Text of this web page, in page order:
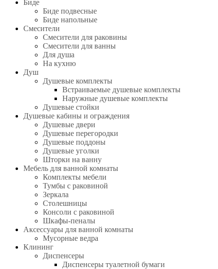
Биде
Биде подвесные
Биде напольные
Смесители
Смесители для раковины
Смесители для ванны
Для душа
На кухню
Душ
Душевые комплекты
Встраиваемые душевые комплекты
Наружные душевые комплекты
Душевые стойки
Душевые кабины и ограждения
Душевые двери
Душевые перегородки
Душевые поддоны
Душевые уголки
Шторки на ванну
Мебель для ванной комнаты
Комплекты мебели
Тумбы с раковиной
Зеркала
Столешницы
Консоли с раковиной
Шкафы-пеналы
Аксессуары для ванной комнаты
Мусорные ведра
Клининг
Диспенсеры
Диспенсеры туалетной бумаги